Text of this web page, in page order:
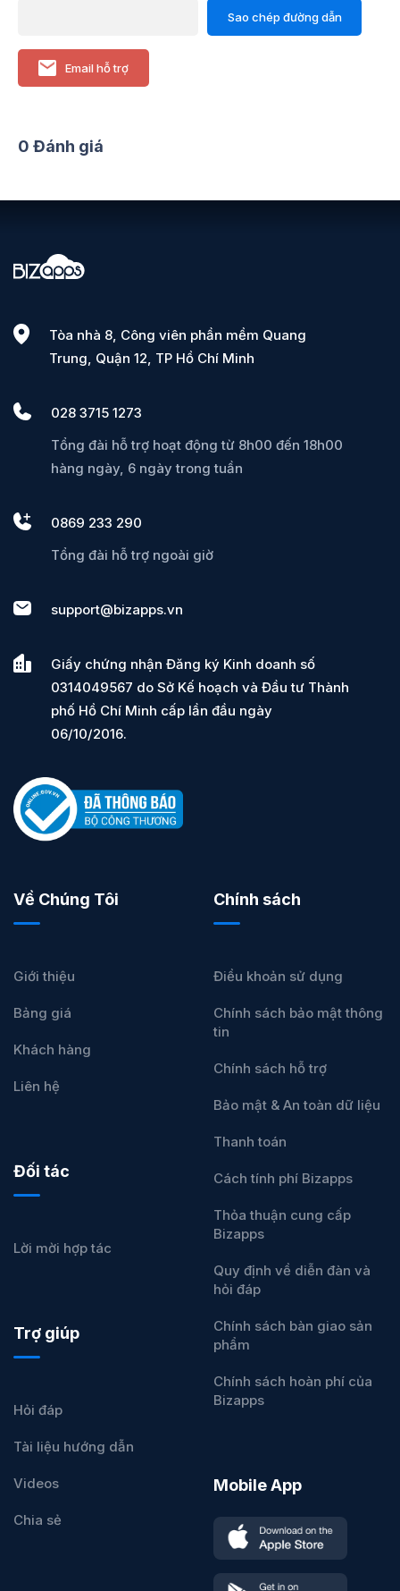
Sao chép đường dẫn
Email hỗ trợ
0 Đánh giá
Tòa nhà 8, Công viên phần mềm Quang
Trung, Quận 12, TP Hồ Chí Minh
028 3715 1273
Tổng đài hỗ trợ hoạt động từ 8h00 đến 18h00
hàng ngày, 6 ngày trong tuần
0869 233 290
Tổng đài hỗ trợ ngoài giờ
support@bizapps.vn
Giấy chứng nhận Đăng ký Kinh doanh số
0314049567 do Sở Kế hoạch và Đầu tư Thành
phố Hồ Chí Minh cấp lần đầu ngày
06/10/2016.
Về Chúng Tôi
Giới thiệu
Bảng giá
Khách hàng
Liên hệ
Đối tác
Lời mời hợp tác
Trợ giúp
Hỏi đáp
Tài liệu hướng dẫn
Videos
Chia sẻ
Chính sách
Điều khoản sử dụng
Chính sách bảo mật thông
tin
Chính sách hỗ trợ
Bảo mật & An toàn dữ liệu
Thanh toán
Cách tính phí Bizapps
Thỏa thuận cung cấp
Bizapps
Quy định về diễn đàn và
hỏi đáp
Chính sách bàn giao sản
phẩm
Chính sách hoàn phí của
Bizapps
Mobile App